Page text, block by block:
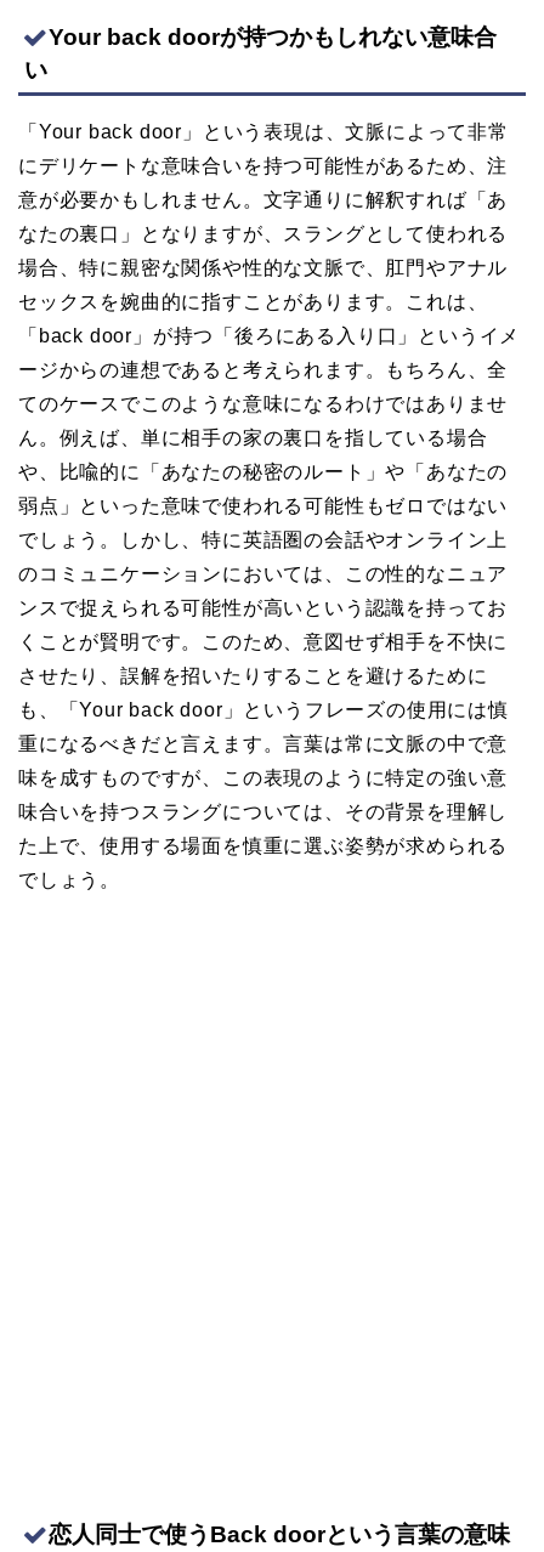
Your back doorが持つかもしれない意味合
い
「Your back door」という表現は、文脈によって非常
にデリケートな意味合いを持つ可能性があるため、注
意が必要かもしれません。文字通りに解釈すれば「あ
なたの裏口」となりますが、スラングとして使われる
場合、特に親密な関係や性的な文脈で、肛門やアナル
セックスを婉曲的に指すことがあります。これは、
「back door」が持つ「後ろにある入り口」というイメ
ージからの連想であると考えられます。もちろん、全
てのケースでこのような意味になるわけではありませ
ん。例えば、単に相手の家の裏口を指している場合
や、比喩的に「あなたの秘密のルート」や「あなたの
弱点」といった意味で使われる可能性もゼロではない
でしょう。しかし、特に英語圏の会話やオンライン上
のコミュニケーションにおいては、この性的なニュア
ンスで捉えられる可能性が高いという認識を持ってお
くことが賢明です。このため、意図せず相手を不快に
させたり、誤解を招いたりすることを避けるために
も、「Your back door」というフレーズの使用には慎
重になるべきだと言えます。言葉は常に文脈の中で意
味を成すものですが、この表現のように特定の強い意
味合いを持つスラングについては、その背景を理解し
た上で、使用する場面を慎重に選ぶ姿勢が求められる
でしょう。
恋人同士で使うBack doorという言葉の意味